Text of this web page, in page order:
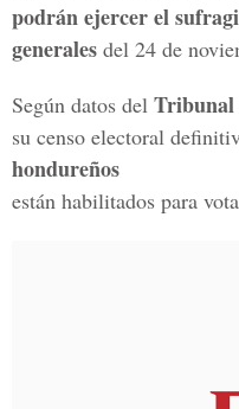
podrán ejercer el
generales del 24 de
Según datos del Tribunal
su censo electoral
hondureños
están habilitados para